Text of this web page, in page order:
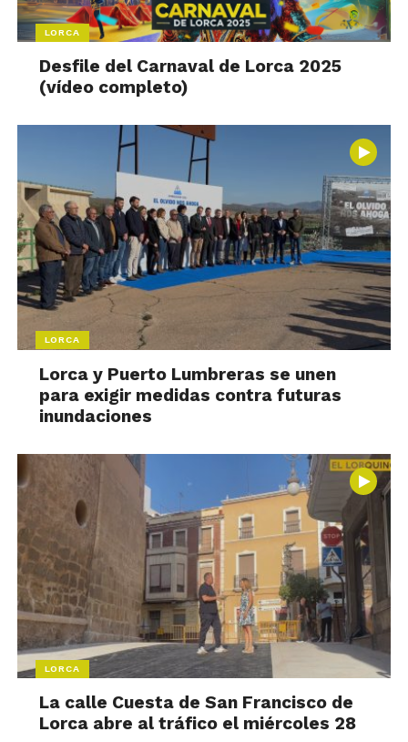
LORCA
Desfile del Carnaval de Lorca 2025
(vídeo completo)
LORCA
Lorca y Puerto Lumbreras se unen
para exigir medidas contra futuras
inundaciones
LORCA
La calle Cuesta de San Francisco de
Lorca abre al tráfico el miércoles 28